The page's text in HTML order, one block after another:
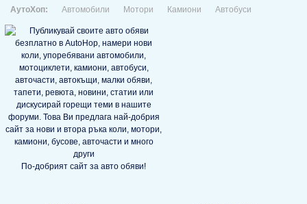
АутоХоп: Автомобили Мотори Камиони Автобуси
По-добрият сайт за авто обяви!